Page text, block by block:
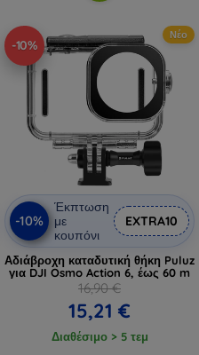
-10%
Νέο
-10%
Έκπτωση
με
κουπόνι
EXTRA10
Αδιάβροχη καταδυτική θήκη Puluz
για DJI Osmo Action 6, έως 60 m
16,90 €
15,21 €
Διαθέσιμο > 5 τεμ